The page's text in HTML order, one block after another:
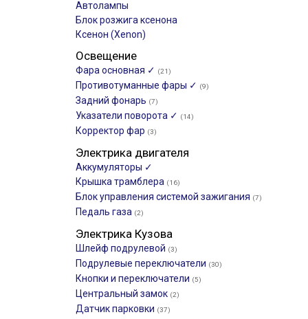
Автолампы
Блок розжига ксенона
Ксенон (Xenon)
Освещение
Фара основная ✓ (21)
Противотуманные фары ✓ (9)
Задний фонарь (7)
Указатели поворота ✓ (14)
Корректор фар (3)
Электрика двигателя
Аккумуляторы ✓
Крышка трамблера (16)
Блок управления системой зажигания (7)
Педаль газа (2)
Электрика Кузова
Шлейф подрулевой (3)
Подрулевые переключатели (30)
Кнопки и переключатели (5)
Центральный замок (2)
Датчик парковки (37)